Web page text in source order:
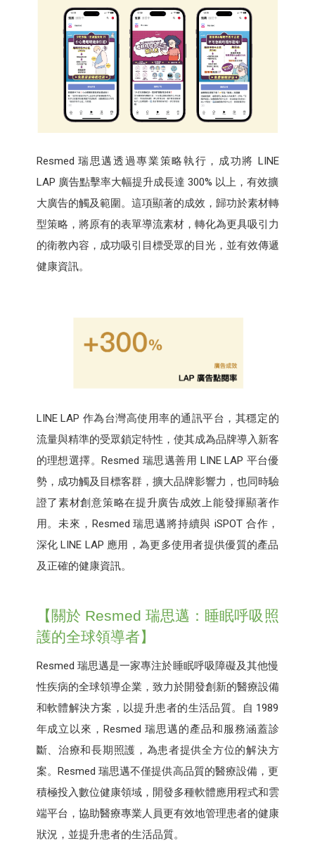
Resmed 瑞思邁透過專業策略執行，成功將 LINE
LAP 廣告點擊率大幅提升成長達 300% 以上，有效擴
大廣告的觸及範圍。這項顯著的成效，歸功於素材轉
型策略，將原有的表單導流素材，轉化為更具吸引力
的衛教內容，成功吸引目標受眾的目光，並有效傳遞
健康資訊。
LINE LAP 作為台灣高使用率的通訊平台，其穩定的
流量與精準的受眾鎖定特性，使其成為品牌導入新客
的理想選擇。Resmed 瑞思邁善用 LINE LAP 平台優
勢，成功觸及目標客群，擴大品牌影響力，也同時驗
證了素材創意策略在提升廣告成效上能發揮顯著作
用。未來，Resmed 瑞思邁將持續與 iSPOT 合作，
深化 LINE LAP 應用，為更多使用者提供優質的產品
及正確的健康資訊。
【關於 Resmed 瑞思邁：睡眠呼吸照
護的全球領導者】
Resmed 瑞思邁是一家專注於睡眠呼吸障礙及其他慢
性疾病的全球領導企業，致力於開發創新的醫療設備
和軟體解決方案，以提升患者的生活品質。自 1989
年成立以來，Resmed 瑞思邁的產品和服務涵蓋診
斷、治療和長期照護，為患者提供全方位的解決方
案。Resmed 瑞思邁不僅提供高品質的醫療設備，更
積極投入數位健康領域，開發多種軟體應用程式和雲
端平台，協助醫療專業人員更有效地管理患者的健康
狀況，並提升患者的生活品質。